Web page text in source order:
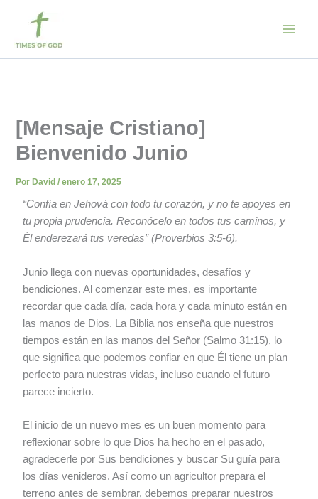
contenido
[Mensaje Cristiano]
Bienvenido Junio
Por David/enero 17, 2025
“Confía en Jehová con todo tu corazón, y no te apoyes en
tu propia prudencia. Reconócelo en todos tus caminos, y
Él enderezará tus veredas” (Proverbios 3:5-6).
Junio llega con nuevas oportunidades, desafíos y
bendiciones. Al comenzar este mes, es importante
recordar que cada día, cada hora y cada minuto están en
las manos de Dios. La Biblia nos enseña que nuestros
tiempos están en las manos del Señor (Salmo 31:15), lo
que significa que podemos confiar en que Él tiene un plan
perfecto para nuestras vidas, incluso cuando el futuro
parece incierto.
El inicio de un nuevo mes es un buen momento para
reflexionar sobre lo que Dios ha hecho en el pasado,
agradecerle por Sus bendiciones y buscar Su guía para
los días venideros. Así como un agricultor prepara el
terreno antes de sembrar, debemos preparar nuestros